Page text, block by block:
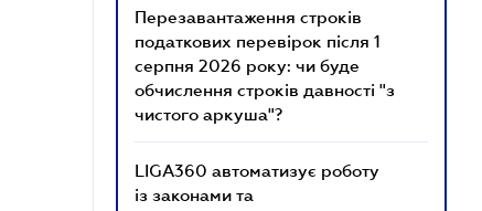
Перезавантаження строків
податкових перевірок після 1
серпня 2026 року: чи буде
обчислення строків давності "з
чистого аркуша"?
LIGA360 автоматизує роботу
із законами та